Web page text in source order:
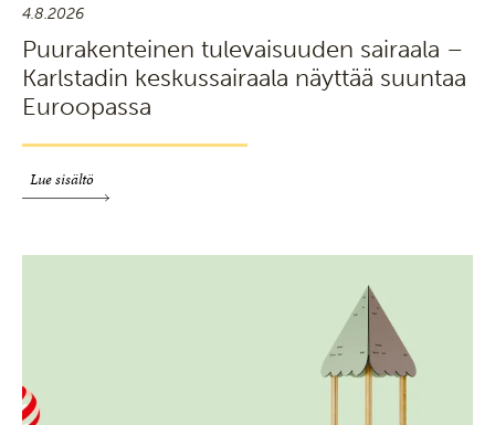
4.8.2026
Puurakenteinen tulevaisuuden sairaala –
Karlstadin keskussairaala näyttää suuntaa
Euroopassa
Lue sisältö